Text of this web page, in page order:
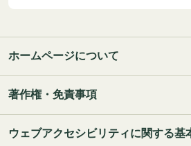
ホームページについて
著作権・免責事項
ウェブアクセシビリティに関する基